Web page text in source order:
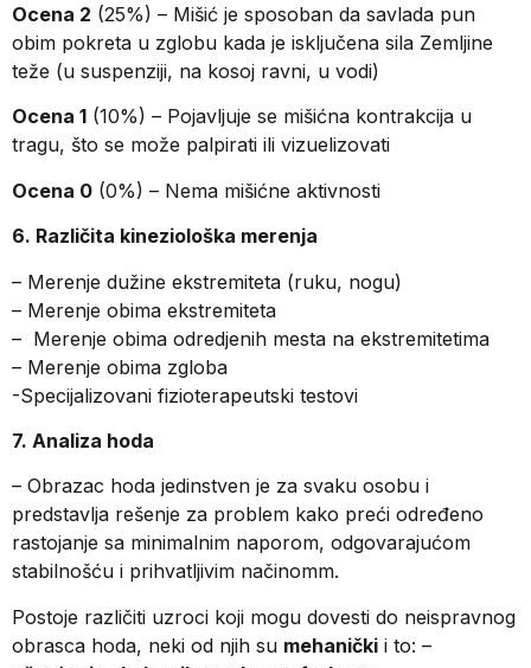
Ocena 2 (25%) – Mišić je sposoban da savlada pun
obim pokreta u zglobu kada je isključena sila Zemljine
teže (u suspenziji, na kosoj ravni, u vodi)
Ocena 1 (10%) – Pojavljuje se mišićna kontrakcija u
tragu, što se može palpirati ili vizuelizovati
Ocena 0 (0%) – Nema mišićne aktivnosti
6. Različita kineziološka merenja
– Merenje dužine ekstremiteta (ruku, nogu)
– Merenje obima ekstremiteta
– Merenje obima odredjenih mesta na ekstremitetima
– Merenje obima zgloba
-Specijalizovani fizioterapeutski testovi
7. Analiza hoda
– Obrazac hoda jedinstven je za svaku osobu i
predstavlja rešenje za problem kako preći određeno
rastojanje sa minimalnim naporom, odgovarajućom
stabilnošću i prihvatljivim načinomm.
Postoje različiti uzroci koji mogu dovesti do neispravnog
obrasca hoda, neki od njih su mehanički i to: –